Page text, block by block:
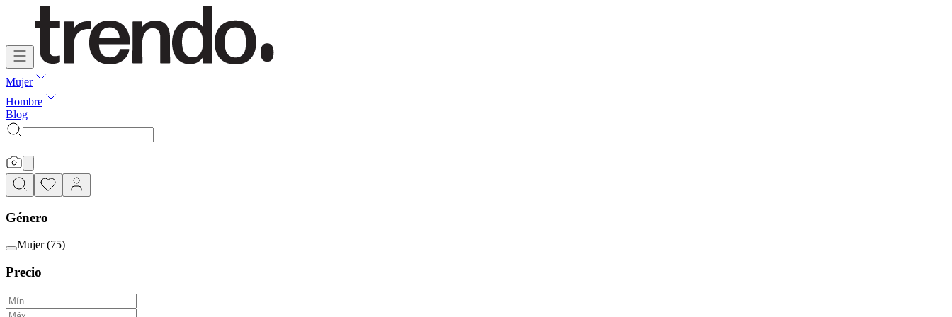
Mujer
Hombre
Blog
Género
Mujer (75)
Precio